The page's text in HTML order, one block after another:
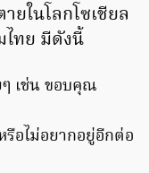
ในโลกโซเชียล
ไทย มีดังนี้
เช่น ขอบคุณ
อไม่อยากอยู่อีกต่อ